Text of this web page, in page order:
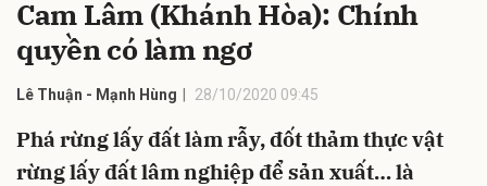
Cam Lâm (Khánh Hòa): Chính
quyền có làm ngơ
Lê Thuận - Mạnh Hùng 28/10/2020 09:45
Phá rừng lấy đất làm rẫy, đốt thảm thực vật
rừng lấy đất lâm nghiệp để sản xuất… là